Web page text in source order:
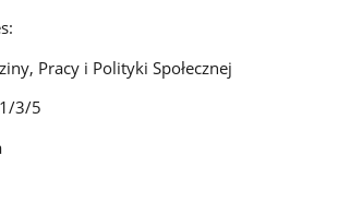
Pracy i Polityki Społecznej
3/5